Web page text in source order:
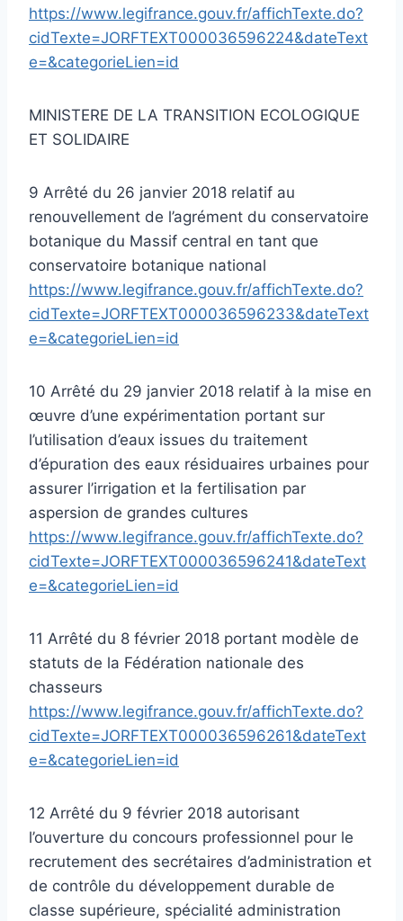
https://www.legifrance.gouv.fr/affichTexte.do?
cidTexte=JORFTEXT000036596224&dateText
e=&categorieLien=id
MINISTERE DE LA TRANSITION ECOLOGIQUE
ET SOLIDAIRE
9 Arrêté du 26 janvier 2018 relatif au
renouvellement de l’agrément du conservatoire
botanique du Massif central en tant que
conservatoire botanique national
https://www.legifrance.gouv.fr/affichTexte.do?
cidTexte=JORFTEXT000036596233&dateText
e=&categorieLien=id
10 Arrêté du 29 janvier 2018 relatif à la mise en
œuvre d’une expérimentation portant sur
l’utilisation d’eaux issues du traitement
d’épuration des eaux résiduaires urbaines pour
assurer l’irrigation et la fertilisation par
aspersion de grandes cultures
https://www.legifrance.gouv.fr/affichTexte.do?
cidTexte=JORFTEXT000036596241&dateText
e=&categorieLien=id
11 Arrêté du 8 février 2018 portant modèle de
statuts de la Fédération nationale des
chasseurs
https://www.legifrance.gouv.fr/affichTexte.do?
cidTexte=JORFTEXT000036596261&dateText
e=&categorieLien=id
12 Arrêté du 9 février 2018 autorisant
l’ouverture du concours professionnel pour le
recrutement des secrétaires d’administration et
de contrôle du développement durable de
classe supérieure, spécialité administration